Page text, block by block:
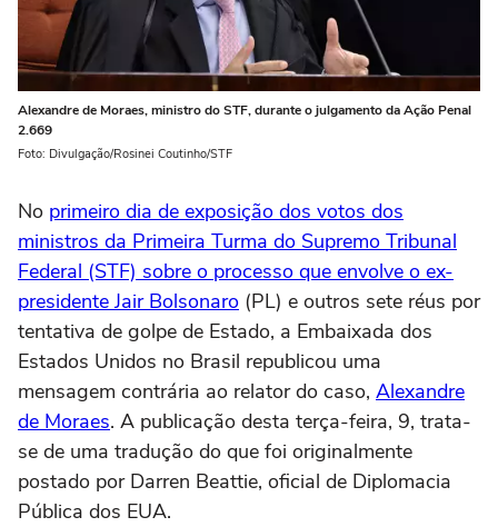
Alexandre de Moraes, ministro do STF, durante o julgamento da Ação Penal
2.669
Foto: Divulgação/Rosinei Coutinho/STF
No primeiro dia de exposição dos votos dos
ministros da Primeira Turma do Supremo Tribunal
Federal (STF) sobre o processo que envolve o ex-
presidente Jair Bolsonaro (PL) e outros sete réus por
tentativa de golpe de Estado, a Embaixada dos
Estados Unidos no Brasil republicou uma
mensagem contrária ao relator do caso, Alexandre
de Moraes. A publicação desta terça-feira, 9, trata-
se de uma tradução do que foi originalmente
postado por Darren Beattie, oficial de Diplomacia
Pública dos EUA.